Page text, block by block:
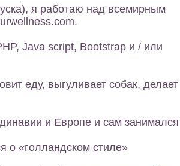
я работаю над всемирным
Java script, Bootstrap и / или
еду, выгуливает собак, делает
и Европе и сам занимался
о «голландском стиле»